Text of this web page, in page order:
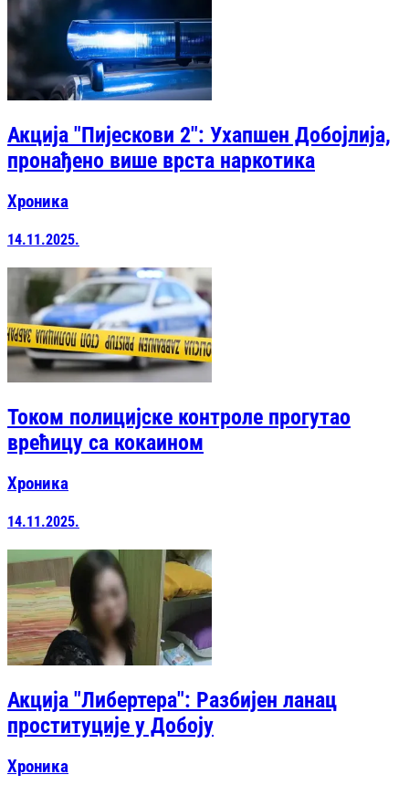
Акција "Пијескови 2": Ухапшен Добојлија,
пронађено више врста наркотика
Хроника
14.11.2025.
Током полицијске контроле прогутао
врећицу са кокаином
Хроника
14.11.2025.
Акција "Либертера": Разбијен ланац
проституције у Добоју
Хроника